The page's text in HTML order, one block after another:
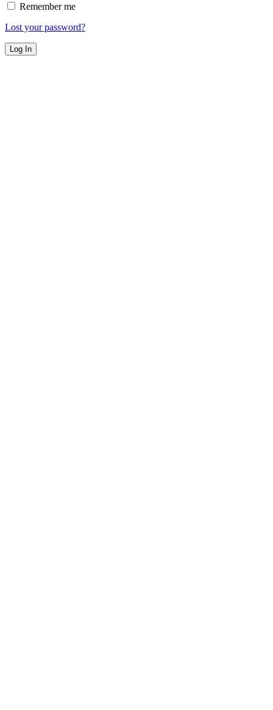
Remember me
Lost your password?